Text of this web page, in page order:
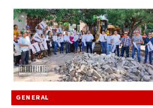
GENERAL